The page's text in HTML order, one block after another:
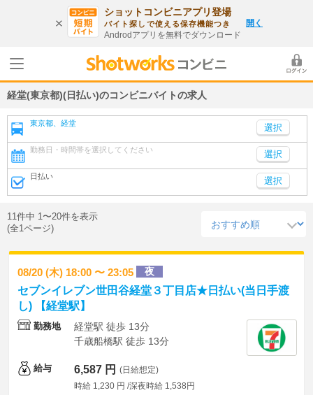
ショットコンビニアプリ登場
バイト探しで使える保存機能つき
Androdアプリを無料でダウンロード
開く
経堂(東京都)(日払い)のコンビニバイトの求人
東京都、経堂
勤務日・時間帯を選択してください 選択
日払い 選択
11件中 1〜20件を表示
(全1ページ)
08/20 (木) 18:00 〜 23:05 夜
セブンイレブン世田谷経堂３丁目店★日払い(当日手渡
し) 【経堂駅】
勤務地
経堂駅 徒歩 13分
千歳船橋駅 徒歩 13分
給与 6,587 円 (日給想定)
時給 1,230 円 /深夜時給 1,538円